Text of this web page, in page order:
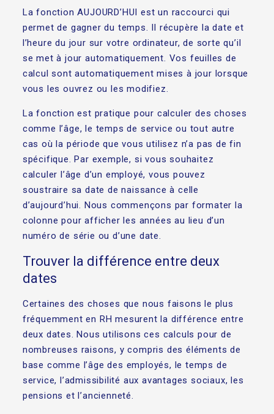
La fonction AUJOURD’HUI est un raccourci qui
permet de gagner du temps. Il récupère la date et
l’heure du jour sur votre ordinateur, de sorte qu’il
se met à jour automatiquement. Vos feuilles de
calcul sont automatiquement mises à jour lorsque
vous les ouvrez ou les modifiez.
La fonction est pratique pour calculer des choses
comme l’âge, le temps de service ou tout autre
cas où la période que vous utilisez n’a pas de fin
spécifique. Par exemple, si vous souhaitez
calculer l’âge d’un employé, vous pouvez
soustraire sa date de naissance à celle
d’aujourd’hui. Nous commençons par formater la
colonne pour afficher les années au lieu d’un
numéro de série ou d’une date.
Trouver la différence entre deux
dates
Certaines des choses que nous faisons le plus
fréquemment en RH mesurent la différence entre
deux dates. Nous utilisons ces calculs pour de
nombreuses raisons, y compris des éléments de
base comme l’âge des employés, le temps de
service, l’admissibilité aux avantages sociaux, les
pensions et l’ancienneté.